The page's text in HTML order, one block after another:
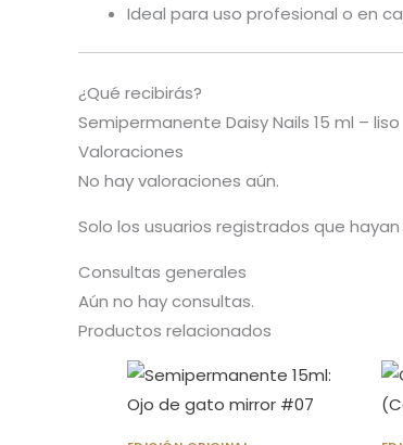
Ideal para uso profesional o en
¿Qué recibirás?
Semipermanente Daisy Nails 15 ml – liso
Valoraciones
No hay valoraciones aún.
Solo los usuarios registrados que
Consultas generales
Aún no hay consultas.
Productos relacionados